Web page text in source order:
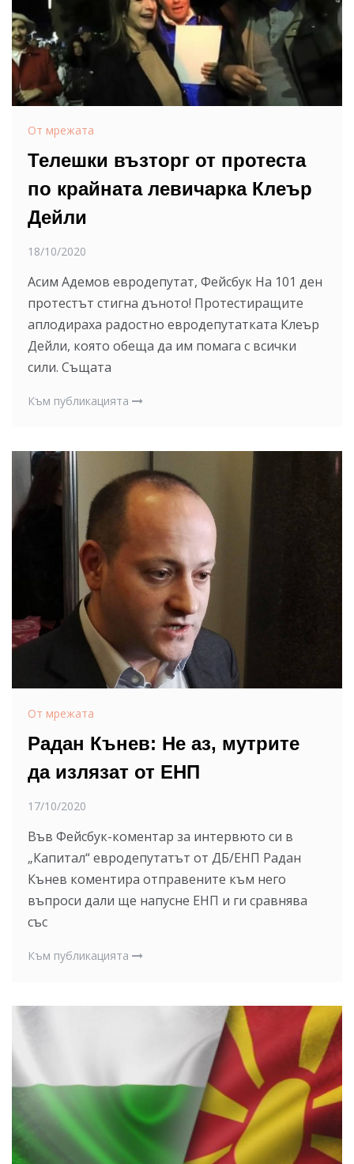
От мрежата
Телешки възторг от протеста
по крайната левичарка Клеър
Дейли
18/10/2020
Асим Адемов евродепутат, Фейсбук На 101 ден
протестът стигна дъното! Протестиращите
аплодираха радостно евродепутатката Клеър
Дейли, която обеща да им помага с всички
сили. Същата
Към публикацията
От мрежата
Радан Кънев: Не аз, мутрите
да излязат от ЕНП
17/10/2020
Във Фейсбук-коментар за интервюто си в
„Капитал“ евродепутатът от ДБ/ЕНП Радан
Кънев коментира отправените към него
въпроси дали ще напусне ЕНП и ги сравнява
със
Към публикацията